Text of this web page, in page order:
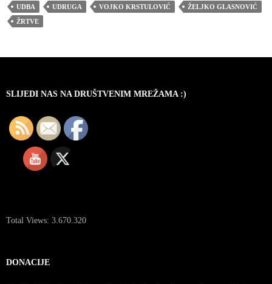
UDBA
UDRUGA VOJKO KRSTULOVIĆ
ŽELJKO GLASNOVIĆ
ŽRTVE
SLIJEDI NAS NA DRUŠTVENIM MREŽAMA :)
Total Views: 3.670.320
DONACIJE